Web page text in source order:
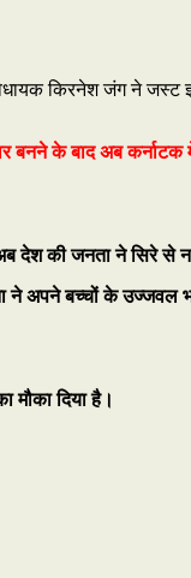
किरनेश जंग ने जस्ट
के बाद अब
देश की जनता ने सिरे से
अपने बच्चों के उज्जवल
मौका दिया है।